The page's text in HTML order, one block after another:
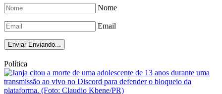
Nome
Email
Enviar Enviando...
Política